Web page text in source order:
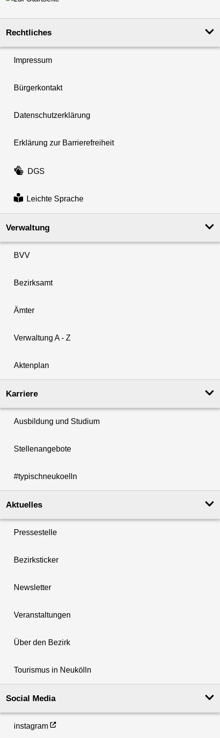
Rechtliches
Impressum
Bürgerkontakt
Datenschutzerklärung
Erklärung zur Barrierefreiheit
DGS
Leichte Sprache
Verwaltung
BVV
Bezirksamt
Ämter
Verwaltung A - Z
Aktenplan
Karriere
Ausbildung und Studium
Stellenangebote
#typischneukoelln
Aktuelles
Pressestelle
Bezirksticker
Newsletter
Veranstaltungen
Über den Bezirk
Tourismus in Neukölln
Social Media
instagram